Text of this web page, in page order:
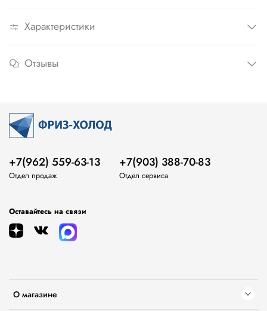
Характеристики
Отзывы
О магазине
+7(962) 559-63-13
Отдел продаж
+7(903) 388-70-83
Отдел сервиса
Оставайтесь на связи